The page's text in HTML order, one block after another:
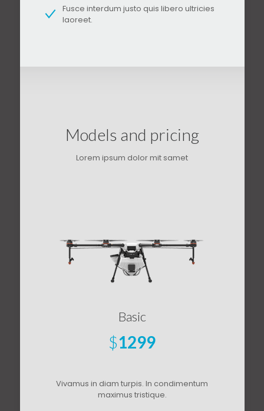
Fusce interdum justo quis libero ultricies
laoreet.
Models and pricing
Lorem ipsum dolor mit samet
Basic
$1299
Vivamus in diam turpis. In condimentum
maximus tristique.